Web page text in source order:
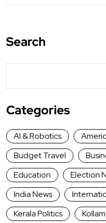
Search
Categories
AI & Robotics
Budget Travel
Education
Election
India News
Kerala Politics